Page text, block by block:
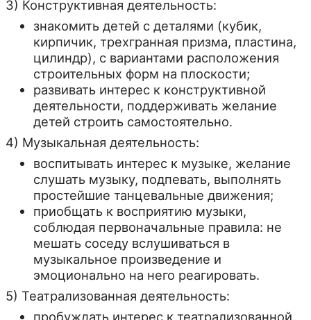
3) Конструктивная деятельность:
знакомить детей с деталями (кубик,
кирпичик, трехгранная призма, пластина,
цилиндр), с вариантами расположения
строительных форм на плоскости;
развивать интерес к конструктивной
деятельности, поддерживать желание
детей строить самостоятельно.
4) Музыкальная деятельность:
воспитывать интерес к музыке, желание
слушать музыку, подпевать, выполнять
простейшие танцевальные движения;
приобщать к восприятию музыки,
соблюдая первоначальные правила: не
мешать соседу вслушиваться в
музыкальное произведение и
эмоционально на него реагировать.
5) Театрализованная деятельность:
пробуждать интерес к театрализованной